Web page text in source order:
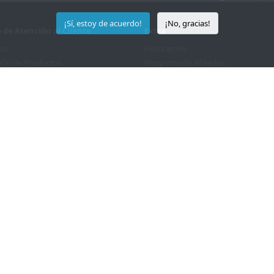
de Atención al Cliente
Extra
¡Sí, estoy de acuerdo! ¡No, gracias!